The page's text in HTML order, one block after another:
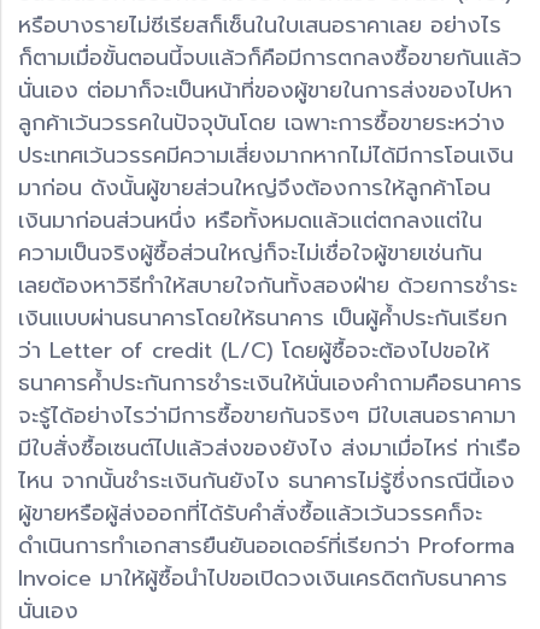
หรือบางรายไม่ซีเรียสก็เซ็นในใบเสนอราคาเลย อย่างไร
ก็ตามเมื่อขั้นตอนนี้จบแล้วก็คือมีการตกลงซื้อขายกันแล้ว
นั่นเอง ต่อมาก็จะเป็นหน้าที่ของผู้ขายในการส่งของไปหา
ลูกค้าเว้นวรรคในปัจจุบันโดย เฉพาะการซื้อขายระหว่าง
ประเทศเว้นวรรคมีความเสี่ยงมากหากไม่ได้มีการโอนเงิน
มาก่อน ดังนั้นผู้ขายส่วนใหญ่จึงต้องการให้ลูกค้าโอน
เงินมาก่อนส่วนหนึ่ง หรือทั้งหมดแล้วแต่ตกลงแต่ใน
ความเป็นจริงผู้ซื้อส่วนใหญ่ก็จะไม่เชื่อใจผู้ขายเช่นกัน
เลยต้องหาวิธีทำให้สบายใจกันทั้งสองฝ่าย ด้วยการชำระ
เงินแบบผ่านธนาคารโดยให้ธนาคาร เป็นผู้ค้ำประกันเรียก
ว่า Letter of credit (L/C) โดยผู้ซื้อจะต้องไปขอให้
ธนาคารค้ำประกันการชำระเงินให้นั่นเองคำถามคือธนาคาร
จะรู้ได้อย่างไรว่ามีการซื้อขายกันจริงๆ มีใบเสนอราคามา
มีใบสั่งซื้อเซนต์ไปแล้วส่งของยังไง ส่งมาเมื่อไหร่ ท่าเรือ
ไหน จากนั้นชำระเงินกันยังไง ธนาคารไม่รู้ซึ่งกรณีนี้เอง
ผู้ขายหรือผู้ส่งออกที่ได้รับคำสั่งซื้อแล้วเว้นวรรคก็จะ
ดำเนินการทำเอกสารยืนยันออเดอร์ที่เรียกว่า Proforma
Invoice มาให้ผู้ซื้อนำไปขอเปิดวงเงินเครดิตกับธนาคาร
นั่นเอง